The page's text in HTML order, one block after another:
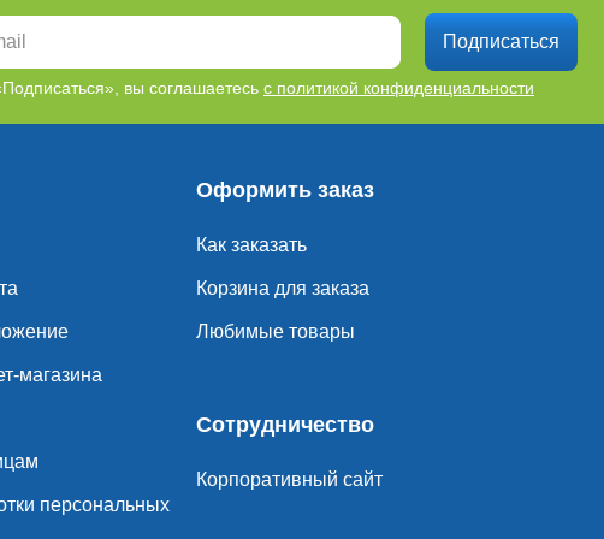
Подписаться
вы соглашаетесь с политикой конфиденциальности
магазина
персональных
Оформить заказ
Как заказать
Корзина для заказа
Любимые товары
Сотрудничество
Корпоративный сайт